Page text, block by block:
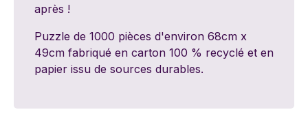
après !
Puzzle de 1000 pièces d'environ 68cm x
49cm fabriqué en carton 100 % recyclé et en
papier issu de sources durables.